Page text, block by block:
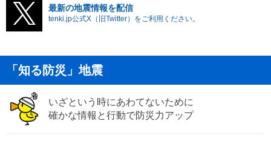
最新の地震情報を配信
tenki.jp公式X（旧Twitter）をご利用ください。
「知る防災」地震
いざという時にあわてないために
確かな情報と行動で防災力アップ